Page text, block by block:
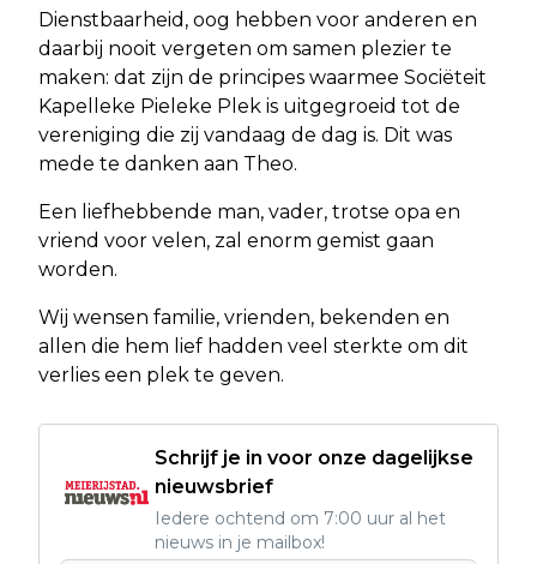
Dienstbaarheid, oog hebben voor anderen en
daarbij nooit vergeten om samen plezier te
maken: dat zijn de principes waarmee Sociëteit
Kapelleke Pieleke Plek is uitgegroeid tot de
vereniging die zij vandaag de dag is. Dit was
mede te danken aan Theo.
Een liefhebbende man, vader, trotse opa en
vriend voor velen, zal enorm gemist gaan
worden.
Wij wensen familie, vrienden, bekenden en
allen die hem lief hadden veel sterkte om dit
verlies een plek te geven.
Schrijf je in voor onze dagelijkse
nieuwsbrief
Iedere ochtend om 7:00 uur al het
nieuws in je mailbox!